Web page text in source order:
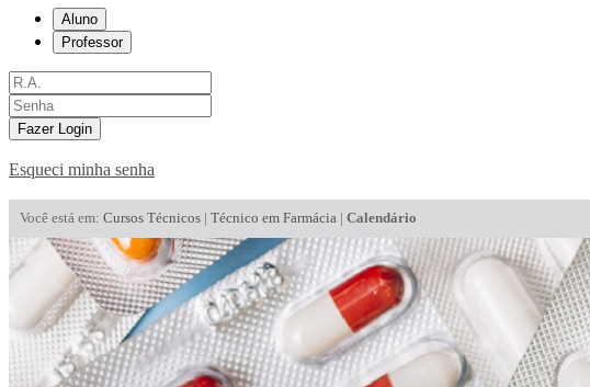
Aluno
Professor
Fazer Login
Esqueci minha senha
Você está em: Cursos Técnicos | Técnico em Farmácia | Calendário